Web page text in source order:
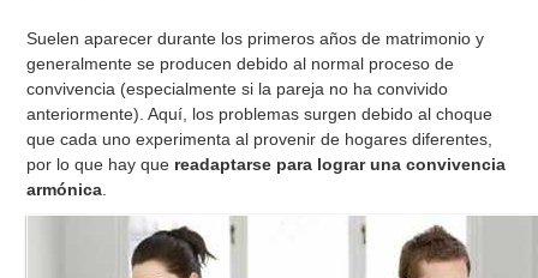
Suelen aparecer durante los primeros años de matrimonio y
generalmente se producen debido al normal proceso de
convivencia (especialmente si la pareja no ha convivido
anteriormente). Aquí, los problemas surgen debido al choque
que cada uno experimenta al provenir de hogares diferentes,
por lo que hay que readaptarse para lograr una convivencia
armónica